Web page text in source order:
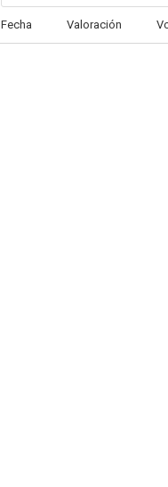
Fecha Valoración